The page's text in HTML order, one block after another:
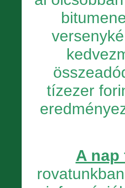
tízezer
A